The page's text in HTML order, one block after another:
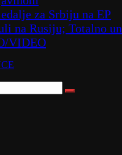
za Srbiju na EP
na Rusiju; Totalno
VIDEO